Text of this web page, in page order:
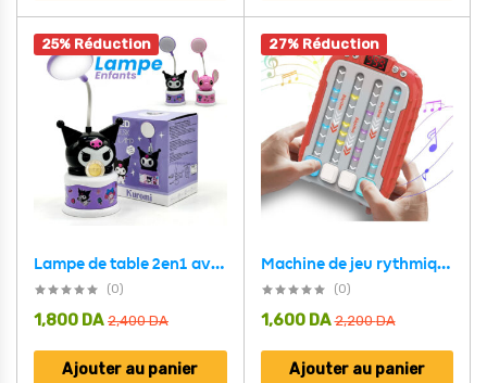
25% Réduction
Lampe de table 2en1 avec tirelire intégrée – مصباح وحصالة أطفال
(0)
2,400DA
1,800 DA
Ajouter au panier
27% Réduction
Machine de jeu rythmique anti-stress avec musique et lumière – لعبة أطفال مسلية
(0)
2,200DA
1,600 DA
Ajouter au panier